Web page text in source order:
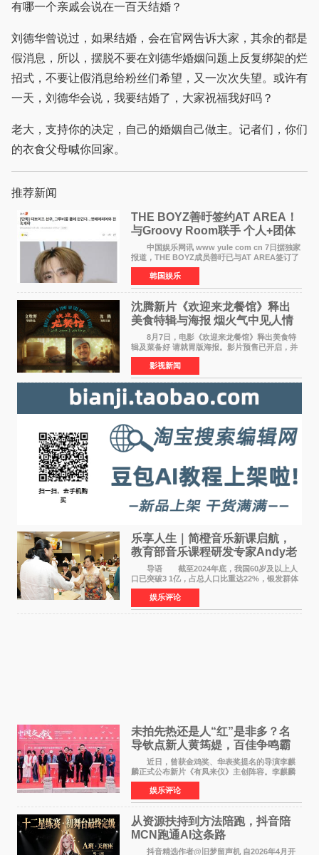
有哪一个亲戚会说在一百天结婚？
刘德华曾说过，如果结婚，会在官网告诉大家，其余的都是
假消息，所以，摆脱不要在刘德华婚姻问题上反复绑架的烂
招式，不要让假消息给粉丝们希望，又一次次失望。或许有
一天，刘德华会说，我要结婚了，大家祝福我好吗？
老大，支持你的决定，自己的婚姻自己做主。记者们，你们
的衣食父母喊你回家。
推荐新闻
THE BOYZ善旴签约AT AREA！
与Groovy Room联手 个人+团体
活动并行
中国娱乐网讯 www yule com cn 7日据独家
报道，THE BOYZ成员善旴已与AT AREA签订了
专属合约。AT AREA是由知名制作人组合
Groovy Room创立的hip-hop厂牌，旗下拥有多
位实力派音乐人，在韩
韩国娱乐
沈腾新片《欢迎来龙餐馆》释出
美食特辑与海报 烟火气中见人情
温暖
8月7日，电影《欢迎来龙餐馆》释出美食特
辑及菜备好 请就胃版海报。影片预售已开启，并
将于8月8日至10日14:00-21:00举行全国超前点
映。电影《欢迎来龙餐馆》作为战争美食喜剧大
片，讲述了中国
影视新闻
乐享人生｜简橙音乐新课启航，
教育部音乐课程研发专家Andy老
师重磅入驻领航银龄琴声
导语 截至2024年底，我国60岁及以上人
口已突破3 1亿，占总人口比重达22%，银发群体
的精神文化需求日益凸显。2024年1月，国务院办
公厅印发《关于发展银发经济增进老年人福祉的
意见》——这是
娱乐评论
未拍先热还是人“红”是非多？名
导钦点新人黄筠媞，百佳争鸣霸
气回应
近日，曾获金鸡奖、华表奖提名的导演李麒
麟正式公布新片《有凤来仪》主创阵容。李麒麟
早年凭电影《华容道》获得金鸡奖、华表奖提
名，此后长期参与国内外电影制作，其担任制片
人参与的作品亦曾
娱乐评论
从资源扶持到方法陪跑，抖音陪
MCN跑通AI这条路
抖音精选作者@旧梦留声机 自2026年4月开